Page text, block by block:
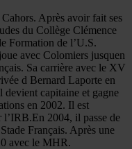
Après avoir fait ses
du Collège Clémence
Formation de l’U.S.
avec Colomiers jusquen
Sa carrière avec le XV
d Bernard Laporte en
capitaine et gagne
en 2002. Il est
l’IRB.En 2004, il passe de
Français. Après une
avec le MHR.